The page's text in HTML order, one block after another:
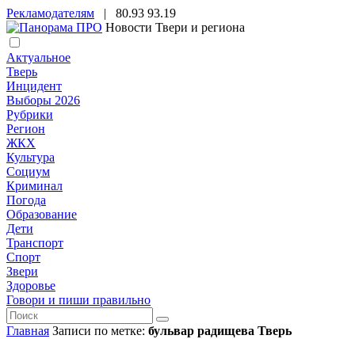
Рекламодателям | 80.93 93.19
Новости Твери и региона
Актуальное
Тверь
Инцидент
Выборы 2026
Рубрики
Регион
ЖКХ
Культура
Социум
Криминал
Погода
Образование
Дети
Транспорт
Спорт
Звери
Здоровье
Говори и пиши правильно
Главная Записи по метке: бульвар радищева Тверь